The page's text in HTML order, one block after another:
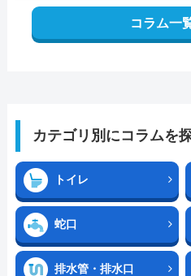
コラム一
カテゴリ別にコラムを
トイレ
蛇口
排水管・排水口